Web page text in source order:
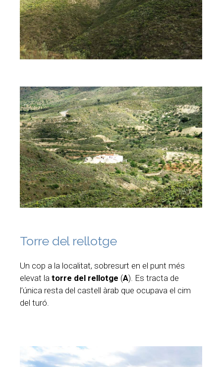
Torre del rellotge
Un cop a la localitat, sobresurt en el punt més
elevat la torre del rellotge (A). Es tracta de
l’única resta del castell àrab que ocupava el cim
del turó.